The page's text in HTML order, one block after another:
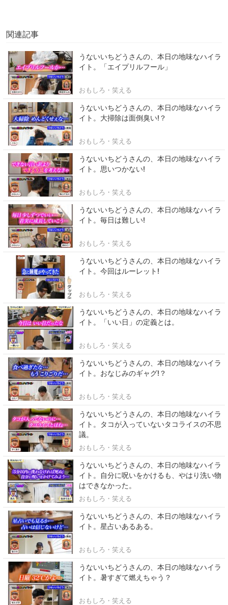
関連記事
うないいちどうさんの、本日の地味なハイラ
イト。「エイプリルフール」
おもしろ・笑える
うないいちどうさんの、本日の地味なハイラ
イト。大掃除は面倒臭い!？
おもしろ・笑える
うないいちどうさんの、本日の地味なハイラ
イト。思いつかない!
おもしろ・笑える
うないいちどうさんの、本日の地味なハイラ
イト。毎日は難しい!
おもしろ・笑える
うないいちどうさんの、本日の地味なハイラ
イト。今回はルーレット!
おもしろ・笑える
うないいちどうさんの、本日の地味なハイラ
イト。「いい日」の定義とは。
おもしろ・笑える
うないいちどうさんの、本日の地味なハイラ
イト。おなじみのギャグ!？
おもしろ・笑える
うないいちどうさんの、本日の地味なハイラ
イト。タコが入っていないタコライスの不思
議。
おもしろ・笑える
うないいちどうさんの、本日の地味なハイラ
イト。自分に呪いをかけるも、やはり洗い物
はできなかった。
おもしろ・笑える
うないいちどうさんの、本日の地味なハイラ
イト。星占いあるある。
おもしろ・笑える
うないいちどうさんの、本日の地味なハイラ
イト。暑すぎて燃えちゃう？
おもしろ・笑える